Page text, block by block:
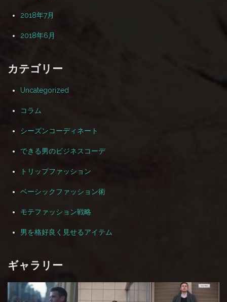
2018年7月
2018年6月
カテゴリー
Uncategorized
コラム
シーズンコーディネート
できる男のビジネスコーデ
トリップファッション
ベーシックファッション術
モテファッション戦略
男を格好良く見せるアイテム
ギャラリー